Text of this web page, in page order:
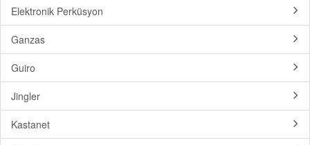
Elektronik Perküsyon
Ganzas
Guiro
Jingler
Kastanet